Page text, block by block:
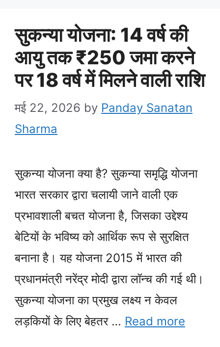
सुकन्या योजना: 14 वर्ष की
आयु तक ₹250 जमा करने
पर 18 वर्ष में मिलने वाली राशि
मई 22, 2026 by Panday Sanatan
Sharma
सुकन्या योजना क्या है? सुकन्या समृद्धि योजना
भारत सरकार द्वारा चलायी जाने वाली एक
प्रभावशाली बचत योजना है, जिसका उद्देश्य
बेटियों के भविष्य को आर्थिक रूप से सुरक्षित
बनाना है। यह योजना 2015 में भारत की
प्रधानमंत्री नरेंद्र मोदी द्वारा लॉन्च की गई थी।
सुकन्या योजना का प्रमुख लक्ष्य न केवल
लड़कियों के लिए बेहतर … Read more